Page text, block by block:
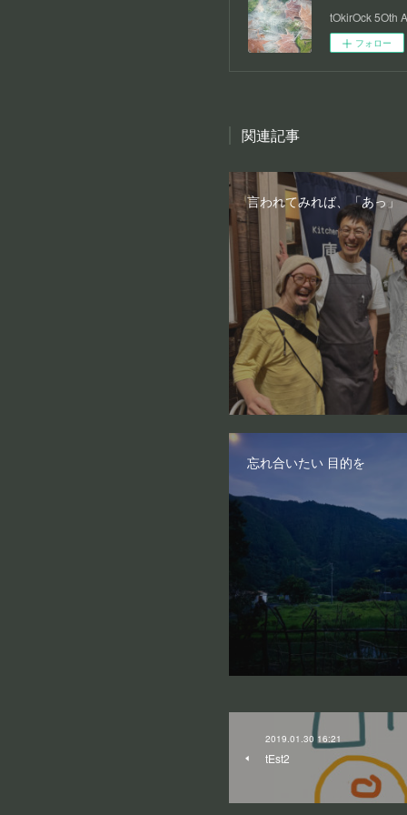
tOkirOck 5Oth
フォロー
関連記事
言われてみれば、「あっ」
忘れ合いたい 目的を
2019.01.30 16:21
tEst2